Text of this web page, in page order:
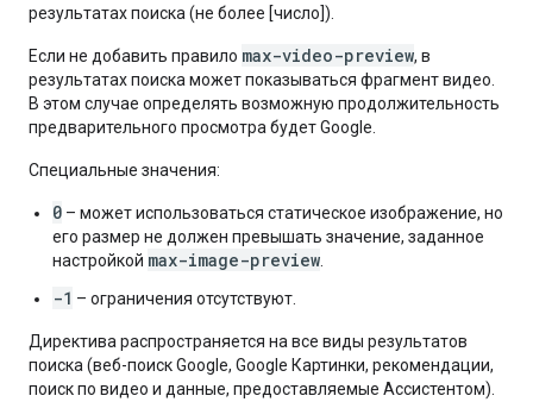
результатах поиска (не более [число]).
Если не добавить правило max-video-preview, в
результатах поиска может показываться фрагмент видео.
В этом случае определять возможную продолжительность
предварительного просмотра будет Google.
Специальные значения:
0 – может использоваться статическое изображение, но
его размер не должен превышать значение, заданное
настройкой max-image-preview
-1 – ограничения отсутствуют.
Директива распространяется на все виды результатов
поиска (веб-поиск Google, Google Картинки, рекомендации,
поиск по видео и данные, предоставляемые Ассистентом).